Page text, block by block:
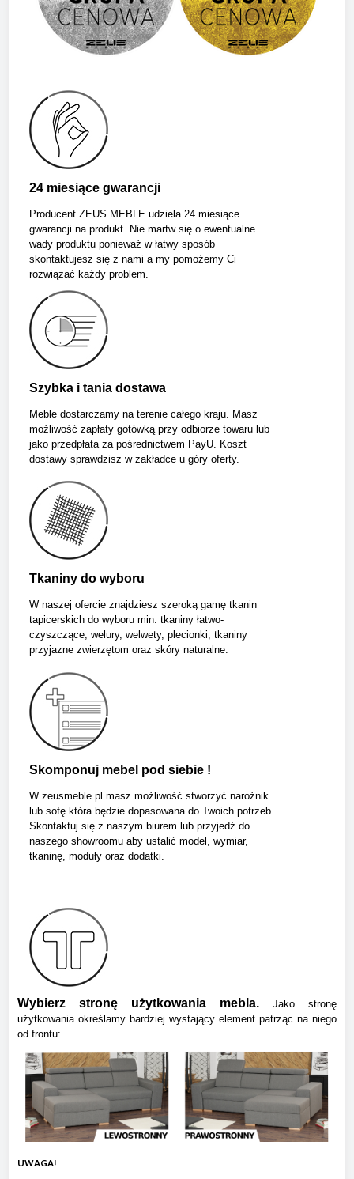
24 miesiące gwarancji
Producent ZEUS MEBLE udziela 24 miesiące
gwarancji na produkt. Nie martw się o ewentualne
wady produktu ponieważ w łatwy sposób
skontaktujesz się z nami a my pomożemy Ci
rozwiązać każdy problem.
Szybka i tania dostawa
Meble dostarczamy na terenie całego kraju. Masz
możliwość zapłaty gotówką przy odbiorze towaru lub
jako przedpłata za pośrednictwem PayU. Koszt
dostawy sprawdzisz w zakładce u góry oferty.
Tkaniny do wyboru
W naszej ofercie znajdziesz szeroką gamę tkanin
tapicerskich do wyboru min. tkaniny łatwo-
czyszczące, welury, welwety, plecionki, tkaniny
przyjazne zwierzętom oraz skóry naturalne.
Skomponuj mebel pod siebie !
W zeusmeble.pl masz możliwość stworzyć narożnik
lub sofę która będzie dopasowana do Twoich potrzeb.
Skontaktuj się z naszym biurem lub przyjedź do
naszego showroomu aby ustalić model, wymiar,
tkaninę, moduły oraz dodatki.
Wybierz stronę użytkowania mebla.
Jako stronę
użytkowania określamy bardziej wystający element patrząc na niego
od frontu:
UWAGA!